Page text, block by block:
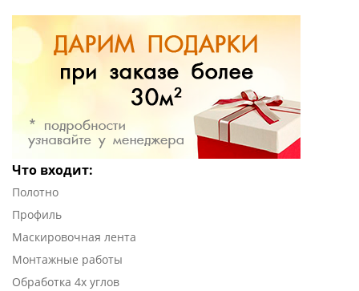
Что входит:
Полотно
Профиль
Маскировочная лента
Монтажные работы
Обработка 4х углов